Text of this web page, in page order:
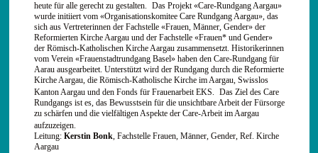
heute für alle gerecht zu gestalten. Das Projekt «Care-Rundgang Aargau»
wurde initiiert vom «Organisationskomitee Care Rundgang Aargau», das
sich aus Vertreterinnen der Fachstelle «Frauen, Männer, Gender» der
Reformierten Kirche Aargau und der Fachstelle «Frauen* und Gender»
der Römisch-Katholischen Kirche Aargau zusammensetzt. Historikerinnen
vom Verein «Frauenstadtrundgang Basel» haben den Care-Rundgang für
Aarau ausgearbeitet. Unterstützt wird der Rundgang durch die Reformierte
Kirche Aargau, die Römisch-Katholische Kirche im Aargau, Swisslos
Kanton Aargau und den Fonds für Frauenarbeit EKS. Das Ziel des Care
Rundgangs ist es, das Bewusstsein für die unsichtbare Arbeit der Fürsorge
zu schärfen und die vielfältigen Aspekte der Care-Arbeit im Aargau
aufzuzeigen.
Leitung: Kerstin Bonk, Fachstelle Frauen, Männer, Gender, Ref. Kirche
Aargau